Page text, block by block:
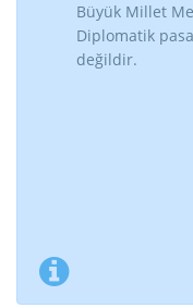
Büyük Millet
Diplomatik
değildir.